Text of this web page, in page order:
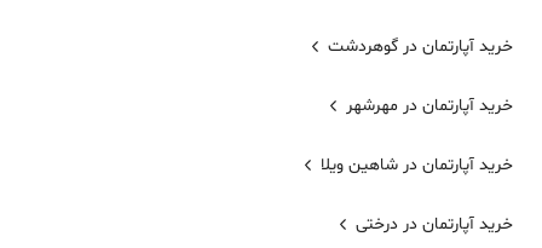
خرید آپارتمان در گوهردشت
خرید آپارتمان در مهرشهر
خرید آپارتمان در شاهین ویلا
خرید آپارتمان در درختی